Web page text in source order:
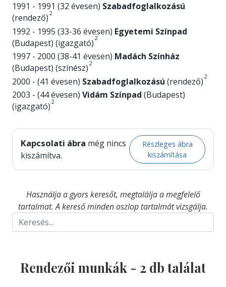
1991 - 1991 (32 évesen) Szabadfoglalkozású
(rendező) 2
1992 - 1995 (33-36 évesen) Egyetemi Színpad
(Budapest) (igazgató) 2
1997 - 2000 (38-41 évesen) Madách Színház
(Budapest) (színész) 2
2000 - (41 évesen) Szabadfoglalkozású (rendező) 2
2003 - (44 évesen) Vidám Színpad (Budapest)
(igazgató) 2
Kapcsolati ábra még nincs
kiszámítva.
Részleges ábra
kiszámítása
Használja a gyors keresőt, megtalálja a megfelelő
tartalmat. A kereső minden oszlop tartalmát vizsgálja.
Rendezői munkák - 2 db találat